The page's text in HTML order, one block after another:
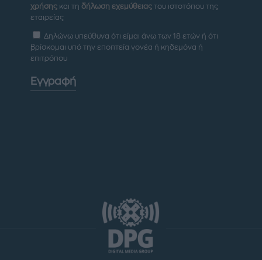
χρήσης και τη δήλωση εχεμύθειας του ιστοτόπου της
εταιρείας
Δηλώνω υπεύθυνα ότι είμαι άνω των 18 ετών ή ότι
βρίσκομαι υπό την εποπτεία γονέα ή κηδεμόνα ή
επιτρόπου
Εγγραφή